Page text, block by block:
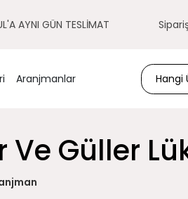
AYNI GÜN TESLİMAT
Aranjmanlar
Ve Güller